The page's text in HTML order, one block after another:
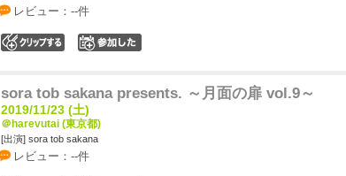
レビュー：--件
sora tob sakana presents. ～月面の扉 vol.9～
2019/11/23 (土)
＠harevutai (東京都)
[出演] sora tob sakana
レビュー：--件